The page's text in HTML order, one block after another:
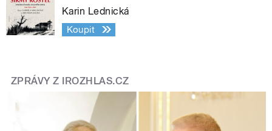
Karin Lednická
Koupit
ZPRÁVY Z IROZHLAS.CZ